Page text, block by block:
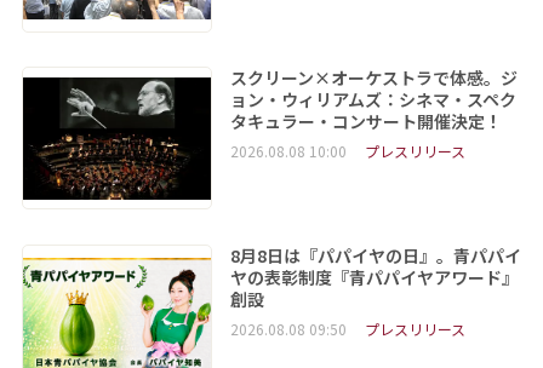
スクリーン×オーケストラで体感。ジ
ョン・ウィリアムズ：シネマ・スペク
タキュラー・コンサート開催決定！
2026.08.08 10:00 プレスリリース
8月8日は『パパイヤの日』。青パパイ
ヤの表彰制度『青パパイヤアワード』
創設
2026.08.08 09:50 プレスリリース